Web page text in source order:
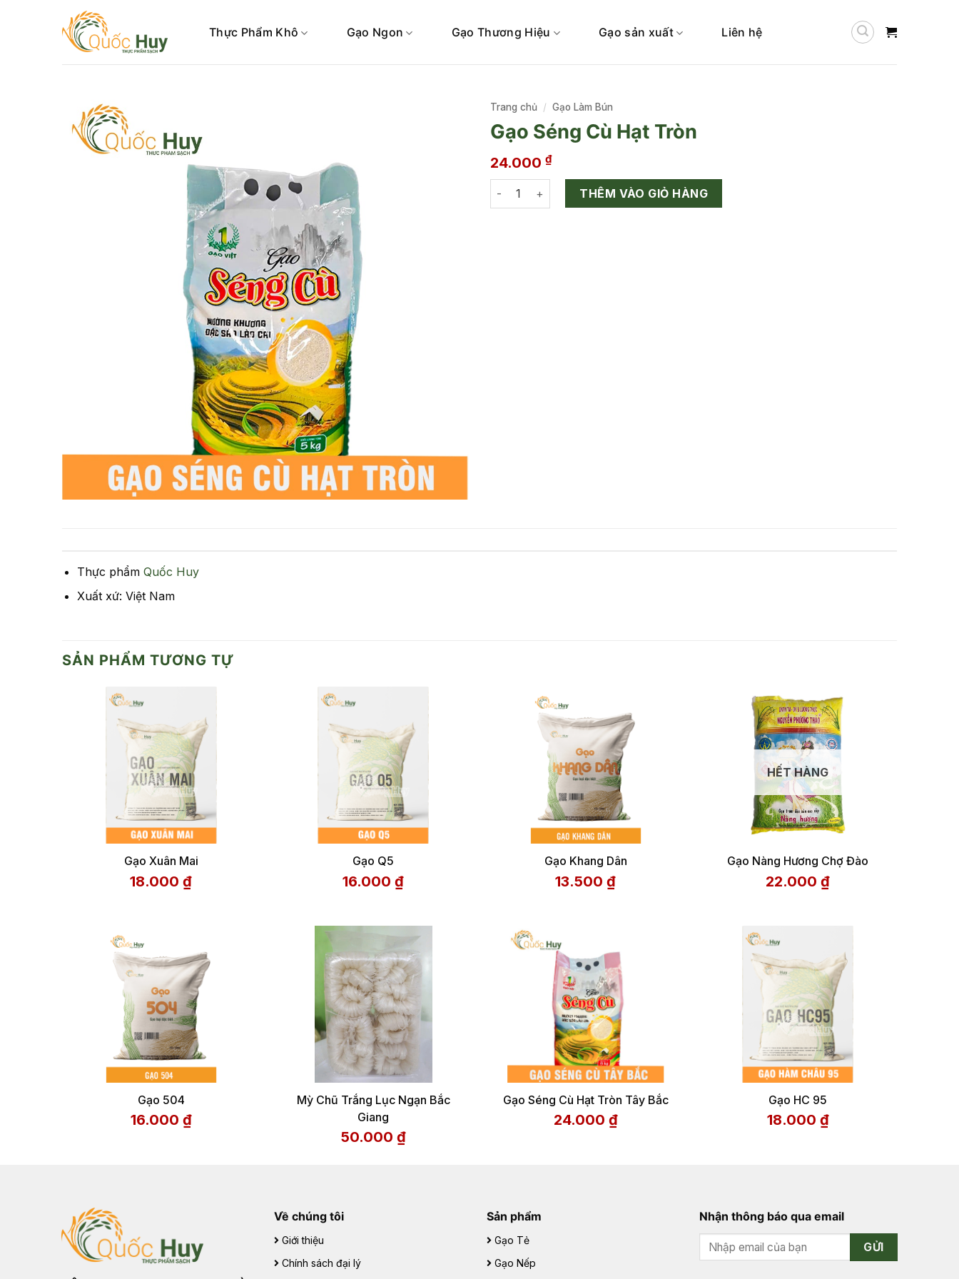
Thực Phẩm Khô Gạo Ngon Gạo Thương Hiệu Gạo sản xuất Liên hệ
Trang chủ / Gạo Làm Bún
Gạo Séng Cù Hạt Tròn
24.000 ₫
Gạo Séng Cù Hạt Tròn số lượng
THÊM VÀO GIỎ HÀNG
Thực phẩm Quốc Huy
Xuất xứ: Việt Nam
SẢN PHẨM TƯƠNG TỰ
Gạo Xuân Mai
18.000₫
Gạo Q5
16.000₫
Gạo Khang Dân
13.500₫
HẾT HÀNG
Gạo Nàng Hương Chợ Đào
22.000₫
Gạo 504
16.000 ₫
Mỳ Chũ Trắng Lục Ngạn Bắc
Giang
50.000 ₫
Gạo Séng Cù Hạt Tròn Tây Bắc
24.000 ₫
Gạo HC 95
18.000 ₫
Về chúng tôi
Giới thiệu
Chính sách đại lý
Sản phẩm
Gạo Tẻ
Gạo Nếp
Nhận thông báo qua email
GỬI